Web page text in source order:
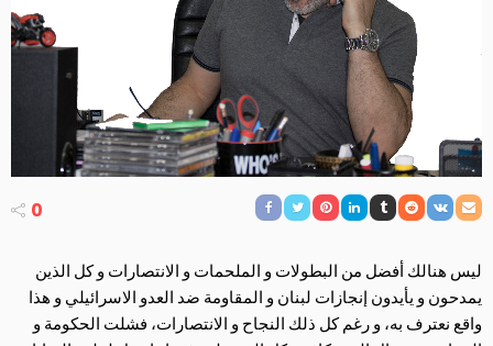
0
ليس هنالك أفضل من البطولات و الملحمات و الانتصارات و كل الذين
يمدحون و يأيدون إنجازات لبنان و المقاومة ضد العدو الاسرائيلي و هذا
واقع نعترف به، و رغم كل ذلك النجاح و الانتصارات، فشلت الحكومة و